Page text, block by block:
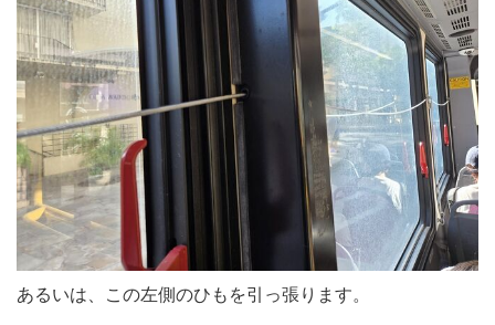
あるいは、この左側のひもを引っ張ります。